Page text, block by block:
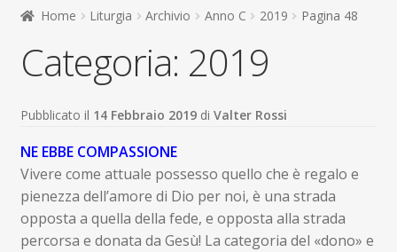
Don Bosco
Home Liturgia Archivio Anno C 2019 Pagina 48
Categoria: 2019
Pubblicato il 14 Febbraio 2019 di Valter Rossi
NE EBBE COMPASSIONE
Vivere come attuale possesso quello che è regalo e
pienezza dell’amore di Dio per noi, è una strada
opposta a quella della fede, e opposta alla strada
percorsa e donata da Gesù! La categoria del «dono» e